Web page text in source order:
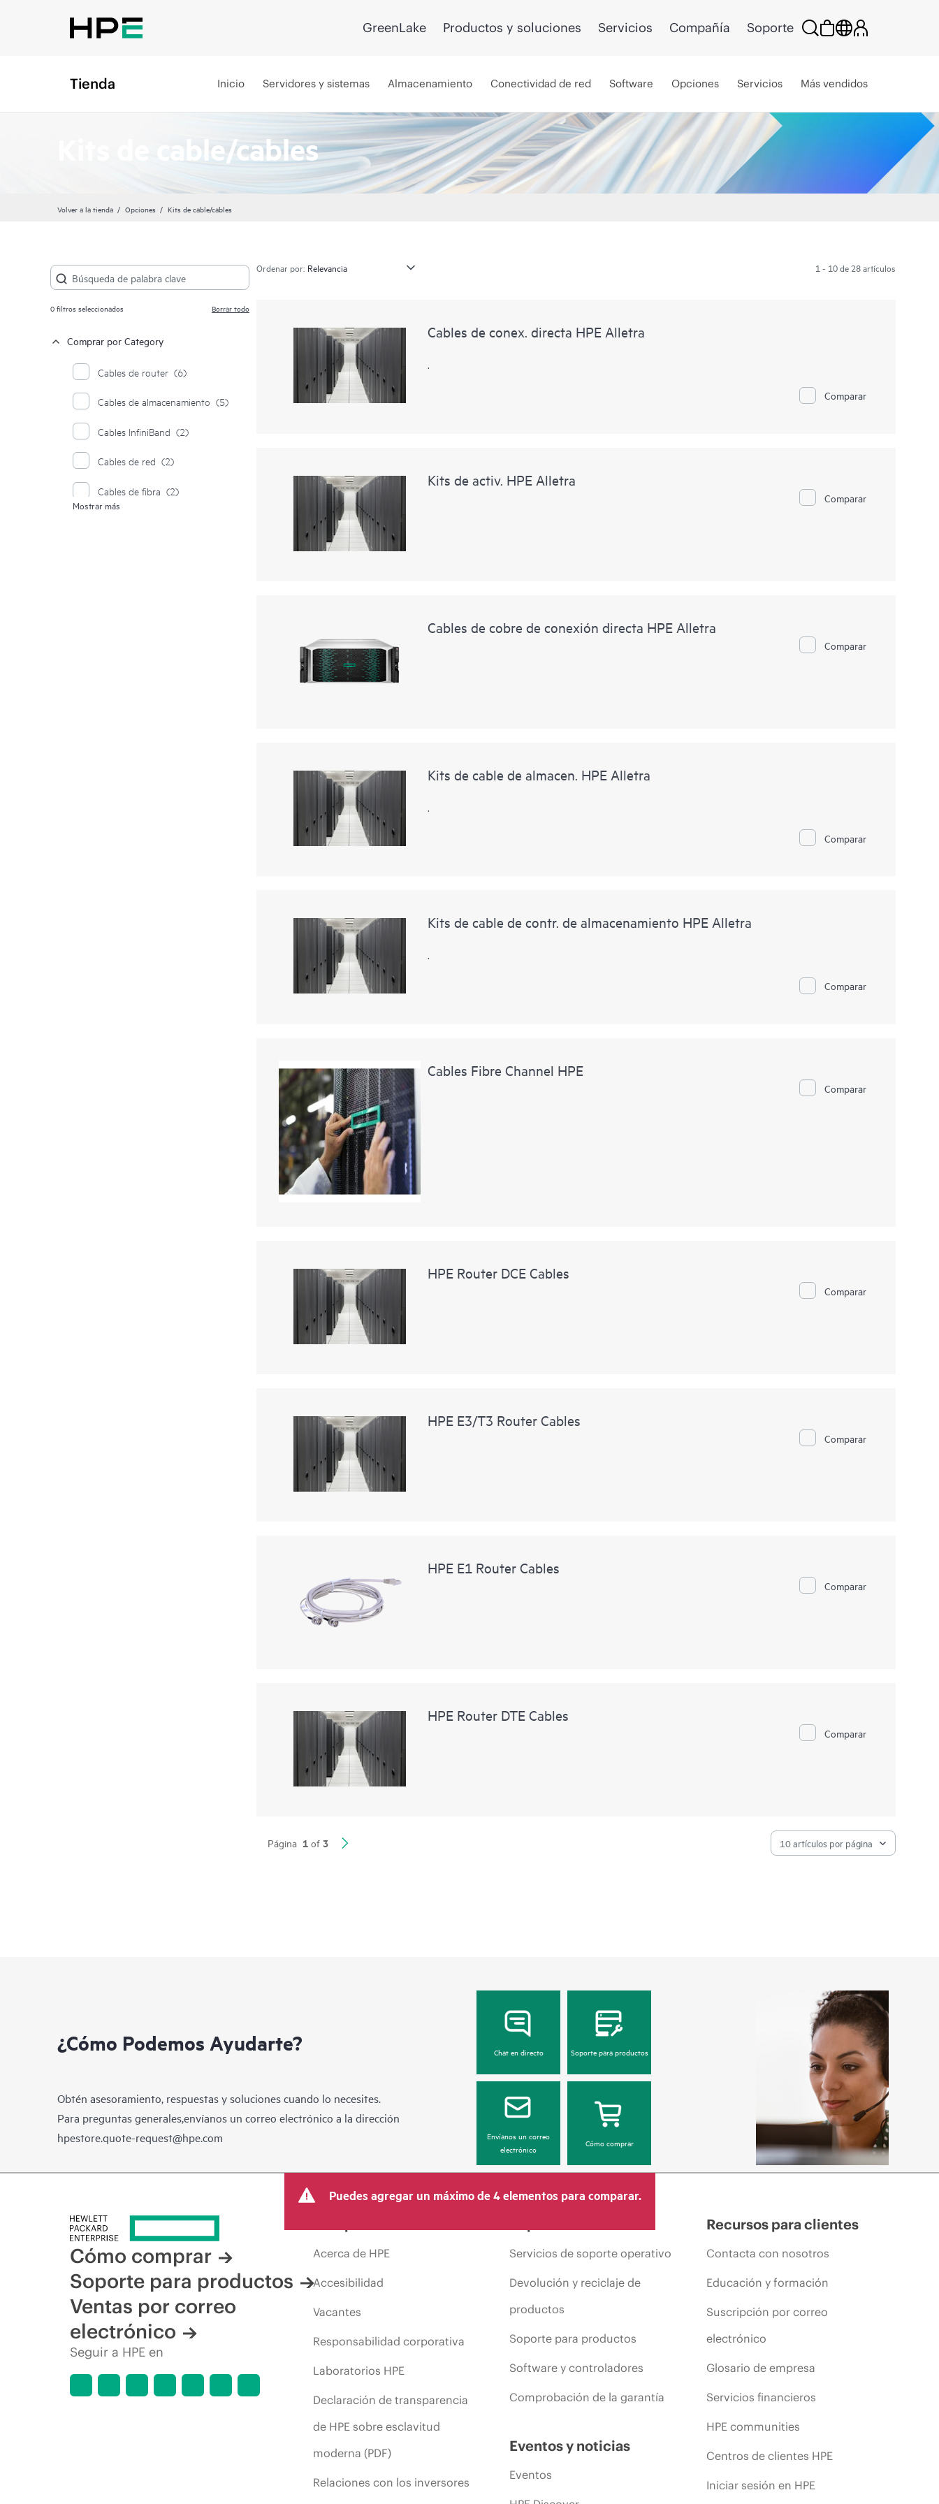
GreenLake Productos y soluciones Servicios Compañía Soporte
Tienda Inicio Servidores y sistemas Almacenamiento Conectividad de red Software Opciones Servicios Más vendidos
Kits de cable/cables
Volver a la tienda Opciones Kits de cable/cables
0filtros seleccionados Borrar todo
Comprar por Category
Cables de router (6)
Cables de almacenamiento (5)
Cables InfiniBand (2)
Cables de red (2)
Cables de fibra (2)
Mostrar más
Ordenar por: 1 - 10 de 28 artículos
Cables de conex. directa HPE Alletra
.
Comparar
Kits de activ. HPE Alletra
Comparar
Cables de cobre de conexión directa HPE Alletra
Comparar
Kits de cable de almacen. HPE Alletra
.
Comparar
Kits de cable de contr. de almacenamiento HPE Alletra
.
Comparar
Cables Fibre Channel HPE
Comparar
HPE Router DCE Cables
Comparar
HPE E3/T3 Router Cables
Comparar
HPE E1 Router Cables
Comparar
HPE Router DTE Cables
Comparar
Página 1 of 3
¿Cómo Podemos Ayudarte?
Obtén asesoramiento, respuestas y soluciones cuando lo necesites.
Para preguntas generales,envíanos un correo electrónico a la dirección
hpestore.quote-request@hpe.com
Chat en directo Soporte para productos
Envíanos un correo
electrónico
Cómo comprar
Puedes agregar un máximo de 4 elementos para comparar.
Cómo comprar
Soporte para productos
Ventas por correo
electrónico
Seguir a HPE en
Acerca de HPE
Accesibilidad
Vacantes
Responsabilidad corporativa
Laboratorios HPE
Declaración de transparencia
de HPE sobre esclavitud
moderna (PDF)
Relaciones con los inversores
Servicios de soporte operativo
Devolución y reciclaje de
productos
Soporte para productos
Software y controladores
Comprobación de la garantía
Eventos y noticias
Eventos
Recursos para clientes
Contacta con nosotros
Educación y formación
Suscripción por correo
electrónico
Glosario de empresa
Servicios financieros
HPE communities
Centros de clientes HPE
Iniciar sesión en HPE